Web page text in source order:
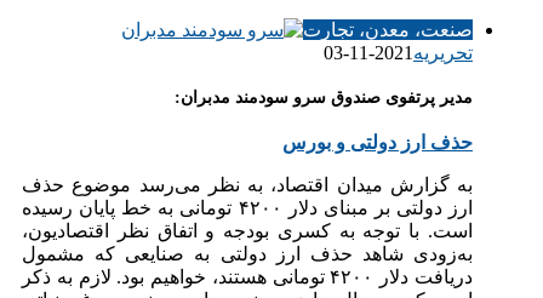
صنعت، معدن، تجارت
تحریریه 2021-11-03
مدیر پرتفوی صندوق سرو سودمند مدبران:
حذف ارز دولتی و بورس
به گزارش میدان اقتصاد، به نظر می‌رسد موضوع حذف
ارز دولتی بر مبنای دلار ۴۲۰۰ تومانی به خط پایان رسیده
است. با توجه به کسری بودجه و اتفاق نظر اقتصادیون،
به‌زودی شاهد حذف ارز دولتی به صنایعی که مشمول
دریافت دلار ۴۲۰۰ تومانی هستند، خواهیم بود. لازم به ذکر